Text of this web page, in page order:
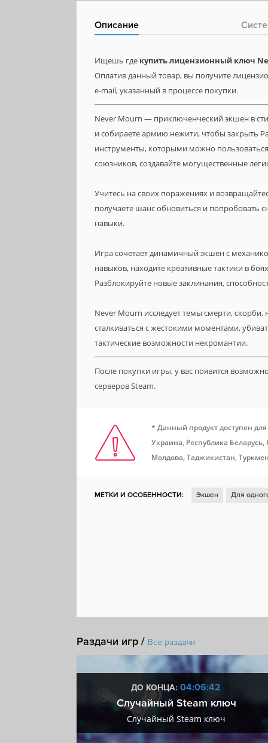
Описание
Ищешь где купить лицензионный ключ
Оплатив данный товар, вы получите
e-mail, указанный в процессе покупки.
Never Mourn — приключенческий экшен в
и собираете армию нежити, чтобы закрыть
инструменты, которыми можно
союзников, создавайте могущественные
Учитесь на своих поражениях и
получаете шанс обновиться и попробовать
навыки.
Игра сочетает динамичный экшен с
навыков, находите креативные тактики в
Разблокируйте новые заклинания,
Never Mourn исследует темы смерти,
сталкиваться с жестокими моментами,
тактические возможности некромантии.
После покупки игры, у вас появится
серверов Steam.
* Данный продукт доступен
Украина, Республика
Молдова, Таджикистан,
МЕТКИ И ОСОБЕННОСТИ: Экшен Для
Раздачи игр / Все раздачи
ДО КОНЦА: 04:06:41
Случайный Steam ключ
Случайный Steam ключ